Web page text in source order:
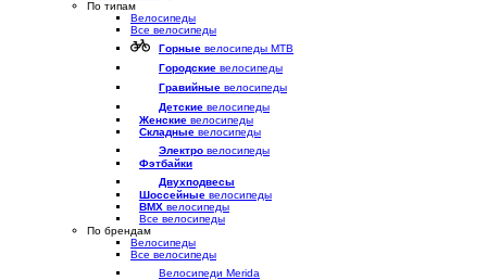
По типам
Велосипеды
Все велосипеды
Горные велосипеды MTB
Городские велосипеды
Гравийные велосипеды
Детские велосипеды
Женские велосипеды
Складные велосипеды
Электро велосипеды
Фэтбайки
Двухподвесы
Шоссейные велосипеды
BMX велосипеды
Все велосипеды
По брендам
Велосипеды
Все велосипеды
Велосипеди Merida